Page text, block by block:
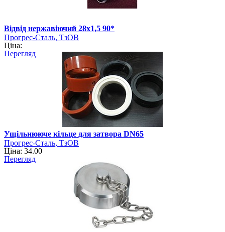
Відвід нержавіючий 28х1,5 90*
Прогрес-Сталь, ТзОВ
Ціна:
Перегляд
Ущільнююче кільце для затвора DN65
Прогрес-Сталь, ТзОВ
Ціна: 34.00
Перегляд